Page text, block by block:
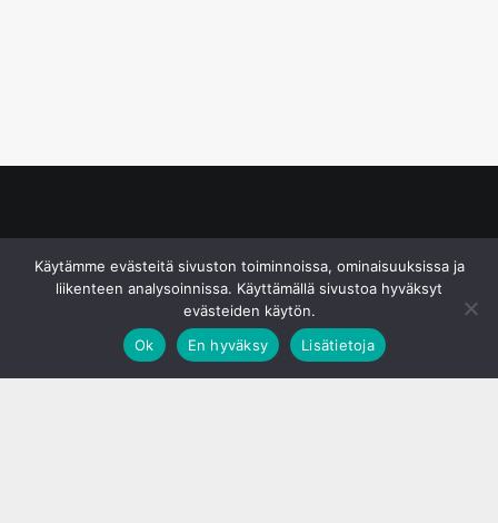
Käytämme evästeitä sivuston toiminnoissa, ominaisuuksissa ja
liikenteen analysoinnissa. Käyttämällä sivustoa hyväksyt
evästeiden käytön.
Ok
En hyväksy Lisätietoja